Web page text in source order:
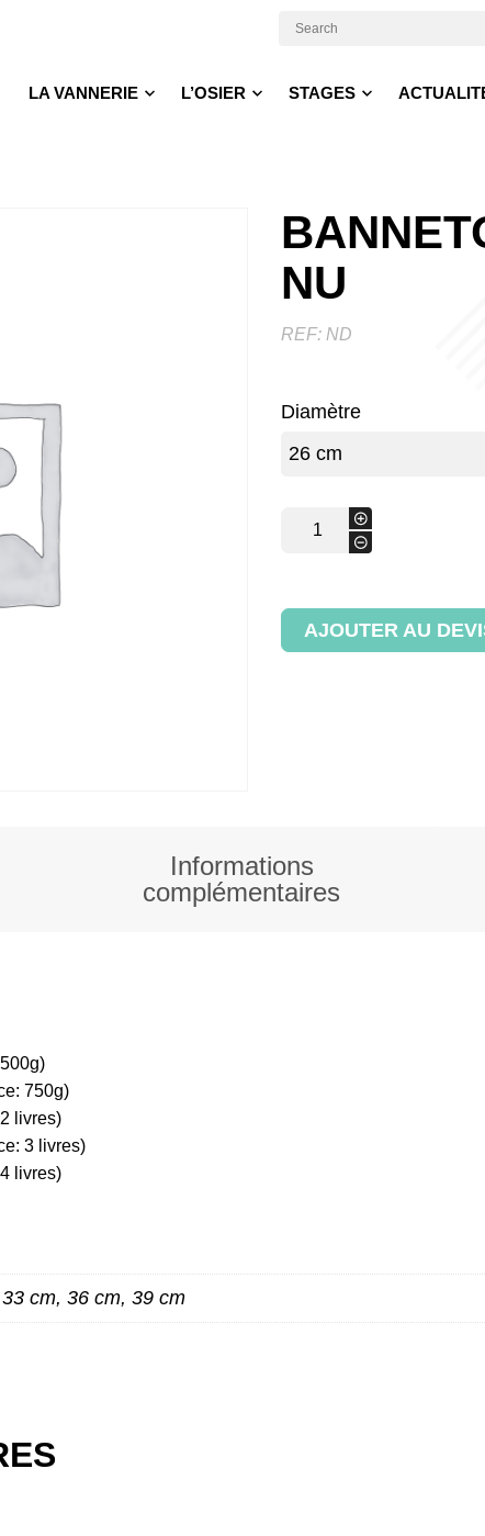
LA VANNERIE L’OSIER STAGES
NU
REF: ND
Diamètre
-
Banneton
+
AJOUTER AU
Informations
complémentaires
750g)
livres)
3 livres)
livres)
cm, 36 cm, 39 cm